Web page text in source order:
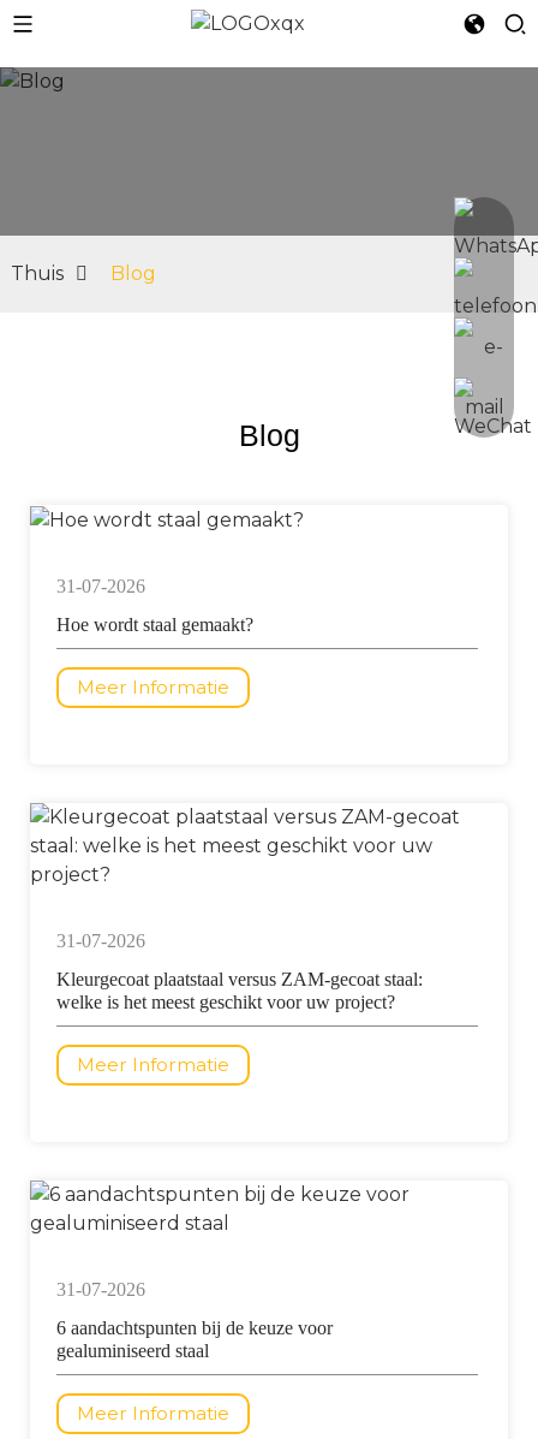
Thuis Blog
Blog
31-07-2026
Hoe wordt staal gemaakt?
Meer Informatie
31-07-2026
Kleurgecoat plaatstaal versus ZAM-gecoat staal:
welke is het meest geschikt voor uw project?
Meer Informatie
31-07-2026
6 aandachtspunten bij de keuze voor
gealuminiseerd staal
Meer Informatie